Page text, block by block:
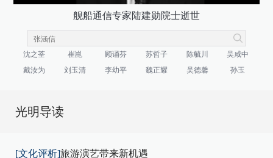
舰船通信专家陆建勋院士逝世
沈之荃 崔崑 顾诵芬 苏哲子 陈毓川
吴咸中
戴汝为
刘玉清 李幼平 魏正耀 吴德馨 孙玉
光明导读
[文化评析]旅游演艺带来新机遇